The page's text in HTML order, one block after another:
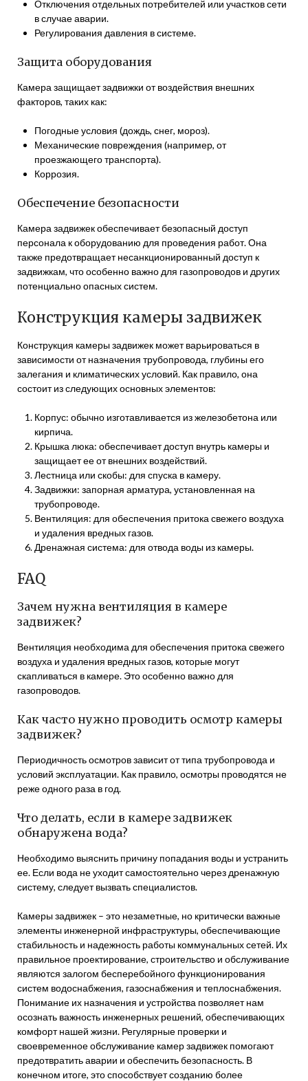
Отключения отдельных потребителей или участков сети
в случае аварии.
Регулирования давления в системе.
Защита оборудования
Камера защищает задвижки от воздействия внешних
факторов, таких как:
Погодные условия (дождь, снег, мороз).
Механические повреждения (например, от
проезжающего транспорта).
Коррозия.
Обеспечение безопасности
Камера задвижек обеспечивает безопасный доступ
персонала к оборудованию для проведения работ. Она
также предотвращает несанкционированный доступ к
задвижкам, что особенно важно для газопроводов и других
потенциально опасных систем.
Конструкция камеры задвижек
Конструкция камеры задвижек может варьироваться в
зависимости от назначения трубопровода, глубины его
залегания и климатических условий. Как правило, она
состоит из следующих основных элементов:
Корпус: обычно изготавливается из железобетона или
кирпича.
Крышка люка: обеспечивает доступ внутрь камеры и
защищает ее от внешних воздействий.
Лестница или скобы: для спуска в камеру.
Задвижки: запорная арматура, установленная на
трубопроводе.
Вентиляция: для обеспечения притока свежего воздуха
и удаления вредных газов.
Дренажная система: для отвода воды из камеры.
FAQ
Зачем нужна вентиляция в камере
задвижек?
Вентиляция необходима для обеспечения притока свежего
воздуха и удаления вредных газов, которые могут
скапливаться в камере. Это особенно важно для
газопроводов.
Как часто нужно проводить осмотр камеры
задвижек?
Периодичность осмотров зависит от типа трубопровода и
условий эксплуатации. Как правило, осмотры проводятся не
реже одного раза в год.
Что делать, если в камере задвижек
обнаружена вода?
Необходимо выяснить причину попадания воды и устранить
ее. Если вода не уходит самостоятельно через дренажную
систему, следует вызвать специалистов.
Камеры задвижек – это незаметные, но критически важные
элементы инженерной инфраструктуры, обеспечивающие
стабильность и надежность работы коммунальных сетей. Их
правильное проектирование, строительство и обслуживание
являются залогом бесперебойного функционирования
систем водоснабжения, газоснабжения и теплоснабжения.
Понимание их назначения и устройства позволяет нам
осознать важность инженерных решений, обеспечивающих
комфорт нашей жизни. Регулярные проверки и
своевременное обслуживание камер задвижек помогают
предотвратить аварии и обеспечить безопасность. В
конечном итоге, это способствует созданию более